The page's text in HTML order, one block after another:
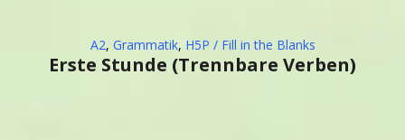
A2, Grammatik, H5P / Fill in the Blanks
Erste Stunde (Trennbare Verben)